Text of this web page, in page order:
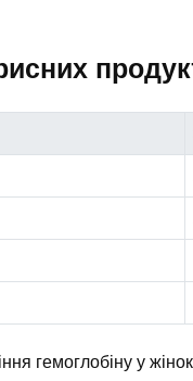
гемоглобіну у